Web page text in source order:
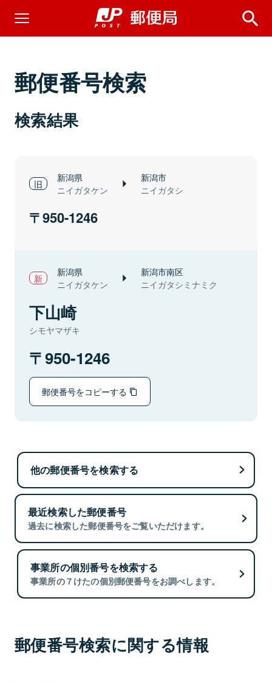
郵便番号検索
検索結果
新潟県
ニイガタケン
新潟市
ニイガタシ
950-1246
新潟県
ニイガタケン
新潟市南区
ニイガタシミナミク
下山崎
シモヤマザキ
950-1246
郵便番号をコピーする
他の郵便番号を検索する
最近検索した郵便番号
過去に検索した郵便番号をご覧いただけます。
事業所の個別番号を検索する
事業所の７けたの個別郵便番号をお調べします。
郵便番号検索に関する情報